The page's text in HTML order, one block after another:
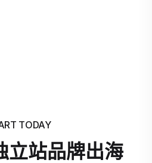
TODAY
立站品牌出海